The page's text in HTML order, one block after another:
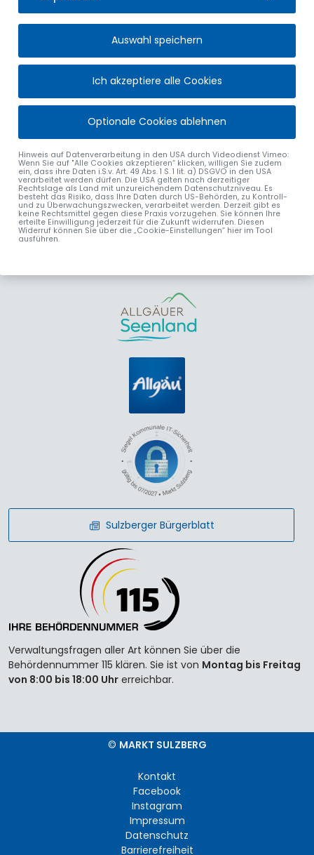
alle Nachrichten
MARKT SULZBERG
Rathausplatz 4
87477 Sulzberg
Tel.08376 9201-0
Fax. 08376 9201-40
Montag bis Freitag:
08:00 – 12:00 Uhr
Montag:
15:00 – 17:00 Uhr
Sulzberger Bürgerblatt
Verwaltungsfragen aller Art können Sie über die
Behördennummer 115 klären. Sie ist von Montag bis Freitag
von 8:00 bis 18:00 Uhr erreichbar.
Auswahl speichern
Ich akzeptiere alle Cookies
Optionale Cookies ablehnen
Hinweis auf Datenverarbeitung in den USA durch Videodienst Vimeo:
Wenn Sie auf "Alle Cookies akzeptieren“ klicken, willigen Sie zudem
ein, dass ihre Daten i.S.v. Art. 49 Abs. 1 S. 1 lit. a) DSGVO in den USA
verarbeitet werden dürfen. Die USA gelten nach derzeitiger
Rechtslage als Land mit unzureichendem Datenschutzniveau. Es
besteht das Risiko, dass Ihre Daten durch US-Behörden, zu Kontroll-
und zu Überwachungszwecken, verarbeitet werden. Derzeit gibt es
keine Rechtsmittel gegen diese Praxis vorzugehen. Sie können Ihre
erteilte Einwilligung jederzeit für die Zukunft widerrufen. Diesen
Widerruf können Sie über die „Cookie-Einstellungen“ hier im Tool
ausführen.
© MARKT SULZBERG
Kontakt
Facebook
Instagram
Impressum
Datenschutz
Barrierefreiheit